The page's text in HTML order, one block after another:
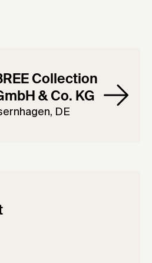
Collection
& Co. KG
DE